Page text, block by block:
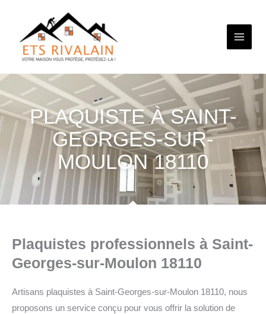
contenu
PLAQUISTE À SAINT-
GEORGES-SUR-
MOULON 18110
Plaquistes professionnels à Saint-
Georges-sur-Moulon 18110
Artisans plaquistes à Saint-Georges-sur-Moulon 18110, nous
proposons un service conçu pour vous offrir la solution de